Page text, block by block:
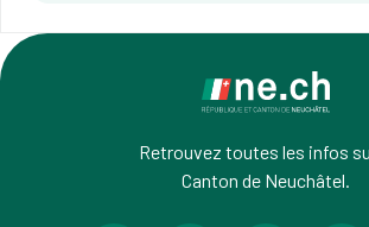
Retrouvez toutes les infos
Canton de Neuchâtel.